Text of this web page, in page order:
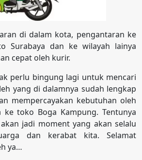
di dalam kota, pengantaran ke
Surabaya dan ke wilayah lainya
cepat oleh kurir.
perlu bingung lagi untuk mencari
yang di dalamnya sudah lengkap
mempercayakan kebutuhan oleh
toko Boga Kampung. Tentunya
jadi moment yang akan selalu
dan kerabat kita. Selamat
ya…